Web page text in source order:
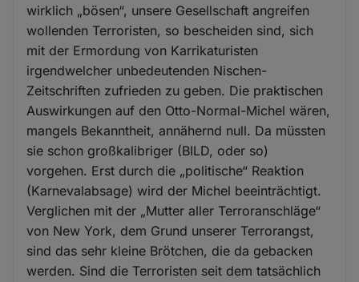
wirklich „bösen“, unsere Gesellschaft angreifen
wollenden Terroristen, so bescheiden sind, sich
mit der Ermordung von Karrikaturisten
irgendwelcher unbedeutenden Nischen-
Zeitschriften zufrieden zu geben. Die praktischen
Auswirkungen auf den Otto-Normal-Michel wären,
mangels Bekanntheit, annähernd null. Da müssten
sie schon großkalibriger (BILD, oder so)
vorgehen. Erst durch die „politische“ Reaktion
(Karnevalabsage) wird der Michel beeinträchtigt.
Verglichen mit der „Mutter aller Terroranschläge“
von New York, dem Grund unserer Terrorangst,
sind das sehr kleine Brötchen, die da gebacken
werden. Sind die Terroristen seit dem tatsächlich